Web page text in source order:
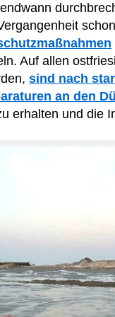
schon
Auf allen
sind nach
an den
erhalten und die